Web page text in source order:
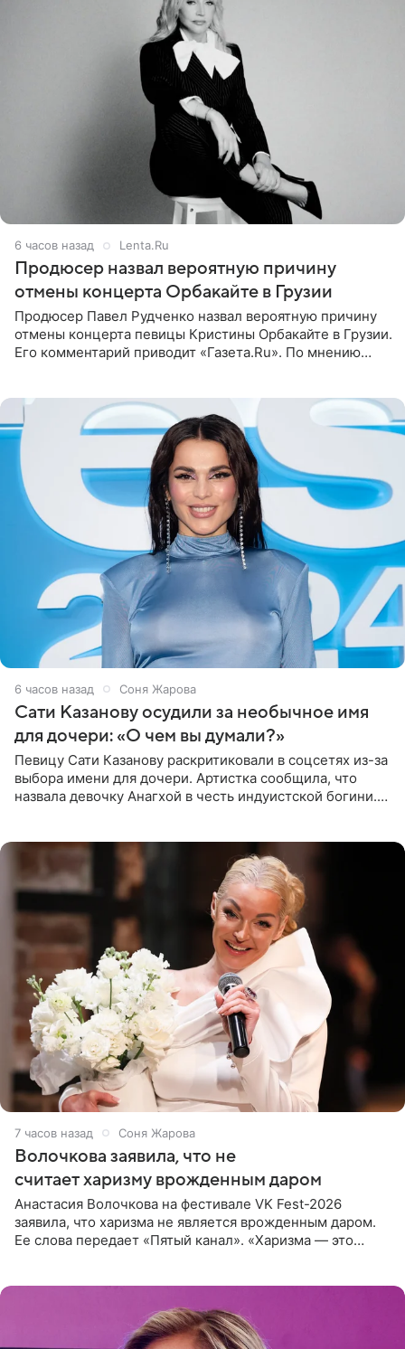
6 часов назад Lenta.Ru
Продюсер назвал вероятную причину
отмены концерта Орбакайте в Грузии
Продюсер Павел Рудченко назвал вероятную причину
отмены концерта певицы Кристины Орбакайте в Грузии.
Его комментарий приводит «Газета.Ru». По мнению
6 часов назад Соня Жарова
Сати Казанову осудили за необычное имя
для дочери: «О чем вы думали?»
Певицу Сати Казанову раскритиковали в соцсетях из-за
выбора имени для дочери. Артистка сообщила, что
назвала девочку Анагхой в честь индуистской богини.
7 часов назад Соня Жарова
Волочкова заявила, что не
считает харизму врожденным даром
Анастасия Волочкова на фестивале VK Fest-2026
заявила, что харизма не является врожденным даром.
Ее слова передает «Пятый канал». «Харизма — это